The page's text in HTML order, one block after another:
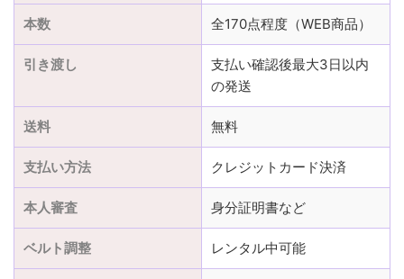
本数 全170点程度（WEB商品）
引き渡し
支払い確認後最大3日以内
の発送
送料 無料
支払い方法 クレジットカード決済
本人審査 身分証明書など
ベルト調整 レンタル中可能